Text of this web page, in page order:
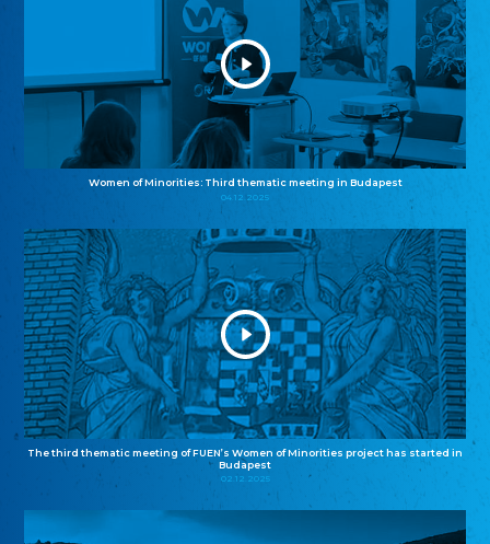
Women of Minorities: Third thematic meeting in Budapest
04.12.2025
The third thematic meeting of FUEN’s Women of Minorities project has started in
Budapest
02.12.2025